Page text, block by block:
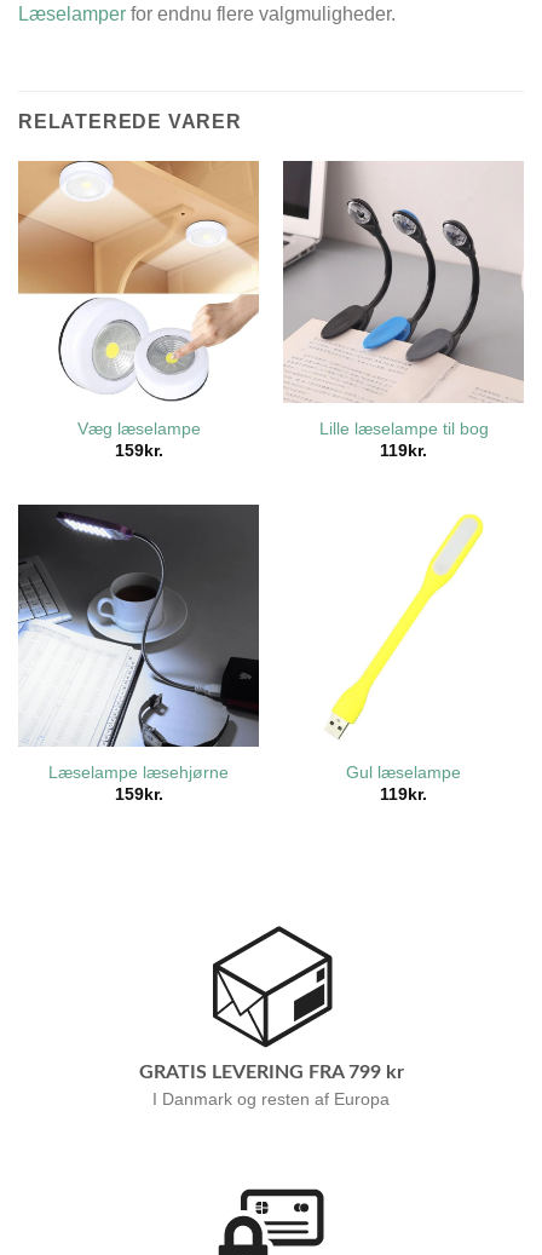
Læselamper for endnu flere valgmuligheder.
RELATEREDE VARER
Væg læselampe
159kr.
Lille læselampe til bog
119 kr.
Læselampe læsehjørne
159kr.
Gul læselampe
119 kr.
GRATIS LEVERING FRA 799 kr
I Danmark og resten af Europa